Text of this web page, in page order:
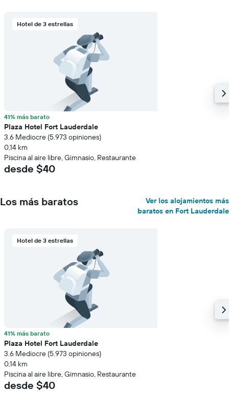
Hotel de 3 estrellas
41% más barato
Plaza Hotel Fort Lauderdale
3.6 Mediocre (5.973 opiniones)
0,14 km
Piscina al aire libre, Gimnasio, Restaurante
desde $40
Los más baratos
Ver los alojamientos más
baratos en Fort Lauderdale
Hotel de 3 estrellas
41% más barato
Plaza Hotel Fort Lauderdale
3.6 Mediocre (5.973 opiniones)
0,14 km
Piscina al aire libre, Gimnasio, Restaurante
desde $40